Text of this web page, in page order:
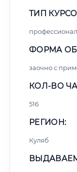
ТИП
ФОРМА
заочно с
КОЛ-ВО
516
РЕГИОН:
Куляб